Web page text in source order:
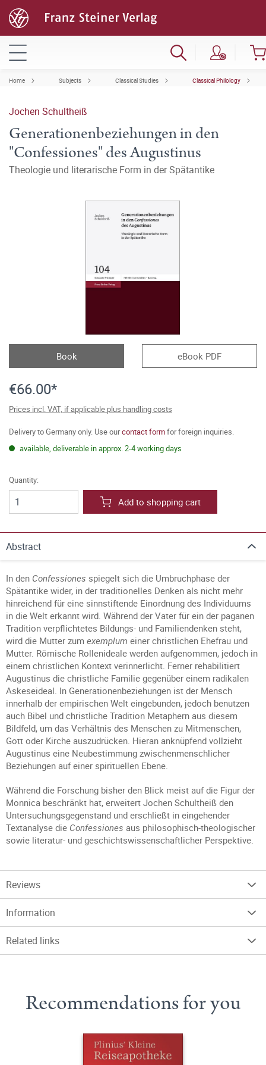
Home Subjects Classical Studies Classical Philology
Jochen Schultheiß
Generationenbeziehungen in den
"Confessiones" des Augustinus
Theologie und literarische Form in der Spätantike
Book eBook PDF
€66.00*
Prices incl. VAT, if applicable plus handling costs
Delivery to Germany only. Use ourcontact formfor foreign inquiries.
available, deliverable in approx. 2-4 working days
Quantity:
Add to shopping cart
Abstract
In den Confessiones spiegelt sich die Umbruchphase der
Spätantike wider, in der traditionelles Denken als nicht mehr
hinreichend für eine sinnstiftende Einordnung des Individuums
in die Welt erkannt wird. Während der Vater für ein der paganen
Tradition verpflichtetes Bildungs- und Familiendenken steht,
wird die Mutter zum exemplum einer christlichen Ehefrau und
Mutter. Römische Rollenideale werden aufgenommen, jedoch in
einem christlichen Kontext verinnerlicht. Ferner rehabilitiert
Augustinus die christliche Familie gegenüber einem radikalen
Askeseideal. In Generationenbeziehungen ist der Mensch
innerhalb der empirischen Welt eingebunden, jedoch benutzen
auch Bibel und christliche Tradition Metaphern aus diesem
Bildfeld, um das Verhältnis des Menschen zu Mitmenschen,
Gott oder Kirche auszudrücken. Hieran anknüpfend vollzieht
Augustinus eine Neubestimmung zwischenmenschlicher
Beziehungen auf einer spirituellen Ebene.
Während die Forschung bisher den Blick meist auf die Figur der
Monnica beschränkt hat, erweitert Jochen Schultheiß den
Untersuchungsgegenstand und erschließt in eingehender
Textanalyse die Confessiones aus philosophisch-theologischer
sowie literatur- und geschichtswissenschaftlicher Perspektive.
Reviews
Information
Related links
Recommendations for you